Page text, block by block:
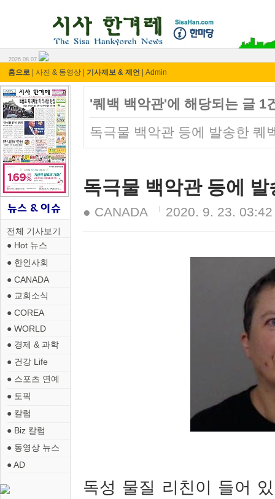
2026.08.07
홈으로 사진 & 동영상 기사제보 & 제언 Admin
전체 기사보기
● Hot 뉴스
● 한인사회
● CANADA
● 교회소식
● COREA
● WORLD
● 경제 & 과학
● 건강 Life
● 스포츠 연예
● 토픽
● 칼럼
● Biz 칼럼
● 동영상 뉴스
● AD
'퀘백 백악관'에 해당되는 글 1
독극물 백악관 등에 발송한 퀘
독극물 백악관 등에
● CANADA 2020. 9. 23. 03:42
독성 물질 리친이 들어